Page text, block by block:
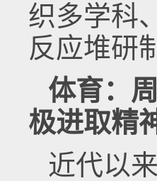
织多学科
反应堆研
体育：
极进取精
近代以